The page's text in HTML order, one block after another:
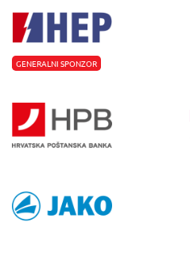
GENERALNI SPONZOR